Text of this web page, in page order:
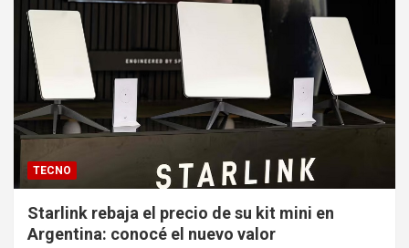
TECNO
Starlink rebaja el precio de su kit mini en
Argentina: conocé el nuevo valor